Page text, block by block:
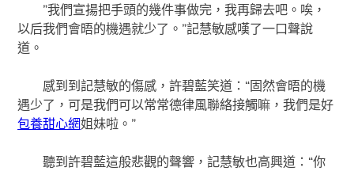
”我們宣揚把手頭的幾件事做完，我再歸去吧。唉，
以后我們會晤的機遇就少了。”記慧敏感嘆了一口聲說
道。
感到到記慧敏的傷感，許碧藍笑道：“固然會晤的機
遇少了，可是我們可以常常德律風聯絡接觸嘛，我們是好
包養甜心網姐妹啦。”
聽到許碧藍這般悲觀的聲響，記慧敏也高興道：“你